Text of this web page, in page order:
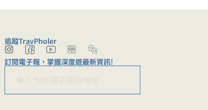
追蹤TravPholer
I
n
s
g
I
c
o
f
I
c
o
y
W
e
c
t
訂閱電子報，掌握深度遊最新資訊!
a
m